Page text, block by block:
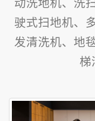
驶式扫地机、
发清洗机、地
梯